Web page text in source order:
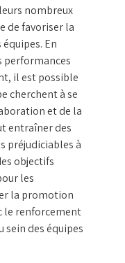
nombreux
de favoriser la
En
performances
il est possible
cherchent à se
et de la
entraîner des
préjudiciables à
objectifs
les
la promotion
le renforcement
sein des équipes